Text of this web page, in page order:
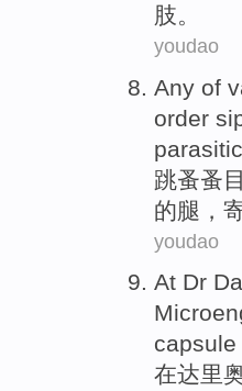
肢。
youdao
Any of
order
parasitic
跳蚤蚤
的腿 ，
youdao
At Dr
capsule
在达里